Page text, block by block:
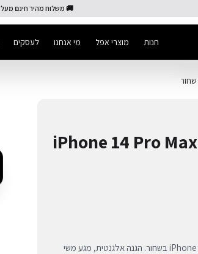
🚚 משלוח מהיר חינם מעל ₪300
חנות מוצרי אפל מי אנחנו לעסקים
כיסוי סיליקון Decoded ל-iPhone 14 Pro Max
כיסוי סיליקון פרימיום מבית Decoded ל-iPhone 14 Pro Max בשחור. הגנה אלגנטית, מגע משי